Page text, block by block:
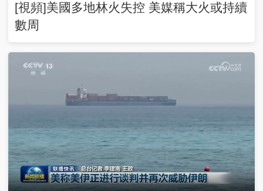
[視頻]美國多地林火失控 美媒稱大火或持續
數周